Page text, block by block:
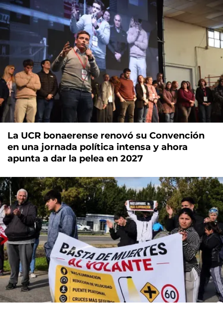
La UCR bonaerense renovó su Convención
en una jornada política intensa y ahora
apunta a dar la pelea en 2027